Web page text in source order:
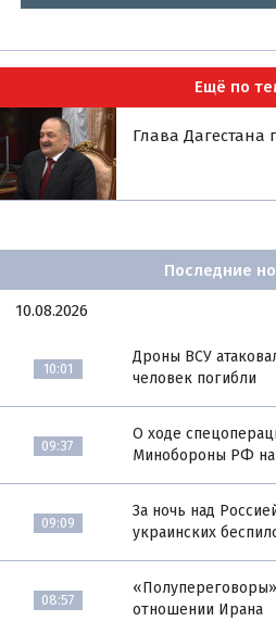
Ещё по
Глава Дагестана
Последние
10.08.2026
10:01
Дроны ВСУ
человек погибли
09:37
О ходе
Минобороны РФ на
09:09
За ночь над
украинских
08:57
отношении Ирана